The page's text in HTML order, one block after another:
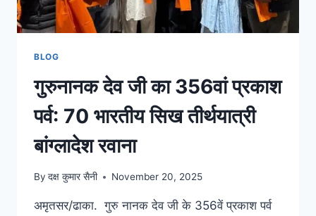
BLOG
गुरुनानक देव जी का 356वां प्रकाश
पर्व: 70 भारतीय सिख तीर्थयात्री
बांग्लादेश रवाना
By दक्ष कुमार सैनी November 20, 2025
अमृतसर/ढाका. गुरु नानक देव जी के 356वें प्रकाश पर्व